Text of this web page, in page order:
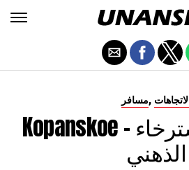
مسافر, الاتجاهات
Kopanskoe - البحيرة للاسترخاء
الذهني